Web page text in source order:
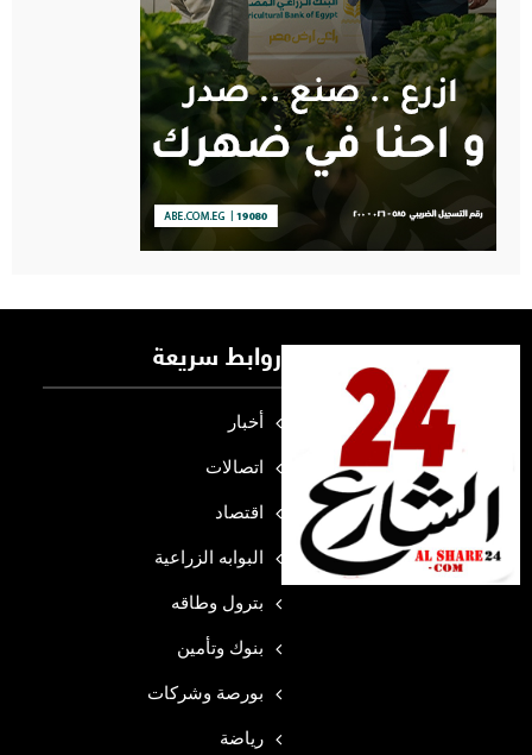
روابط سريعة
أخبار
اتصالات
اقتصاد
البوابه الزراعية
بترول وطاقه
بنوك وتأمين
بورصة وشركات
رياضة